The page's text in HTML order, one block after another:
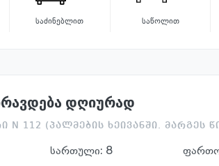
საძინებლით საწოლით
დღიურად
N 112 (პალმების ხეივანში. მარგეს
სართული: 8